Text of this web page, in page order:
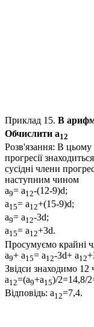
Приклад 15. В
Обчислити а12
Розв'язання: В цьому
прогресії
сусідні члени
наступним чином
a9= a12-(12-9)d;
a15= a12+(15-9)d;
a9= a12-3d;
a15= a12+3d.
Просумуємо крайні
a9+ a15= a12-3d+ a12
Звідси знаходимо 12
a12=(a9+a15)/2=14,8/
Відповідь: a12=7,4.